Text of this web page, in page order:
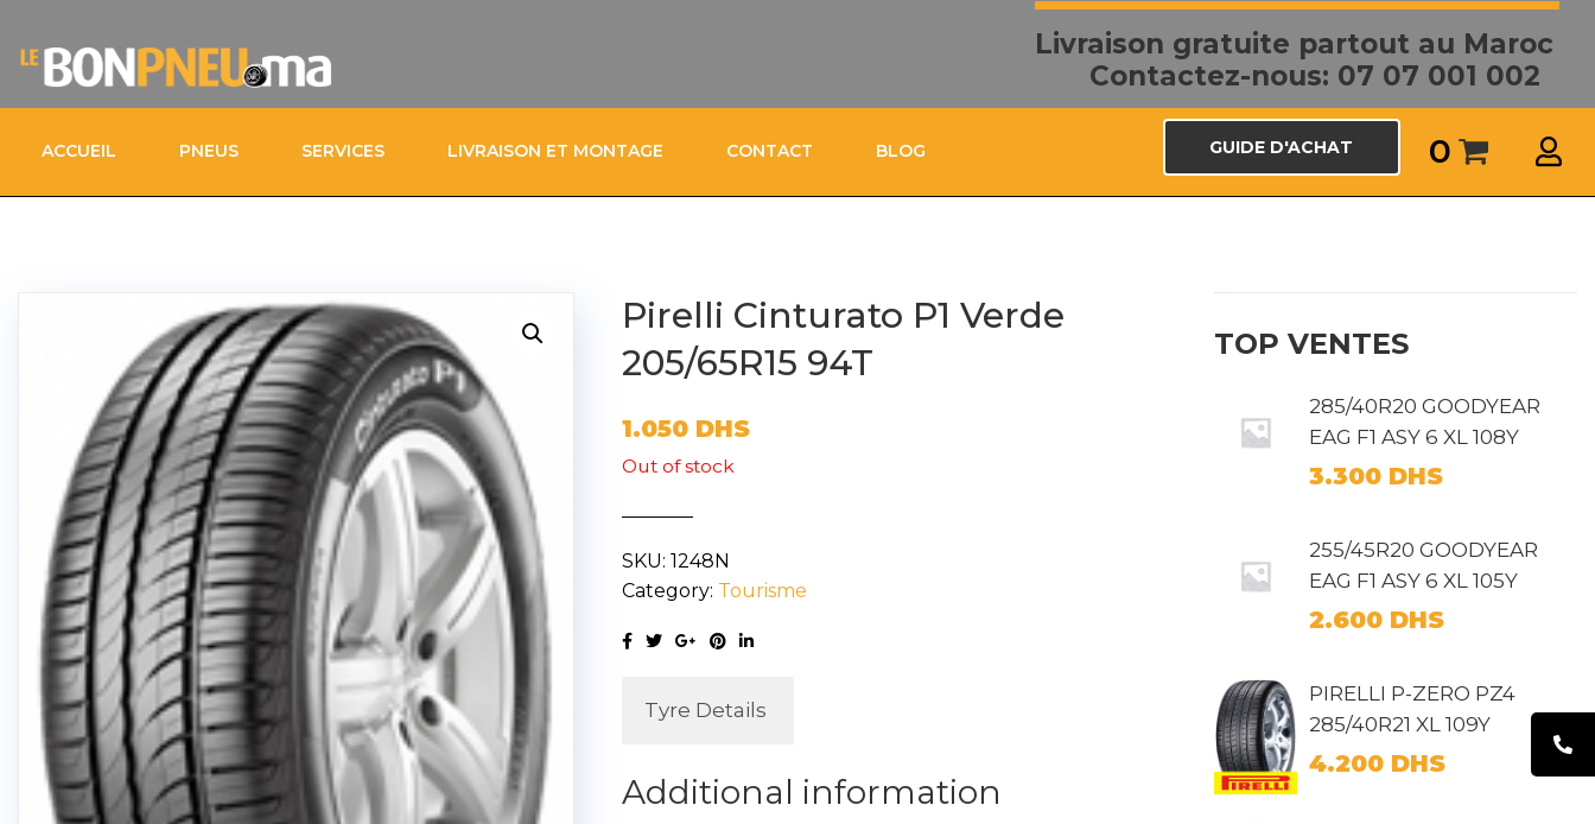
Livraison gratuite partout au Maroc
Contactez-nous: 07 07 001 002
ACCUEIL PNEUS SERVICES LIVRAISON ET MONTAGE CONTACT BLOG GUIDE D'ACHAT 0
Pirelli Cinturato P1 Verde
205/65R15 94T
1.050 DHS
Out of stock
SKU: 1248N
Category: Tourisme
Tyre Details
Additional information
TOP VENTES
285/40R20 GOODYEAR
EAG F1 ASY 6 XL 108Y
3.300 DHS
255/45R20 GOODYEAR
EAG F1 ASY 6 XL 105Y
2.600 DHS
PIRELLI P-ZERO PZ4
285/40R21 XL 109Y
4.200 DHS